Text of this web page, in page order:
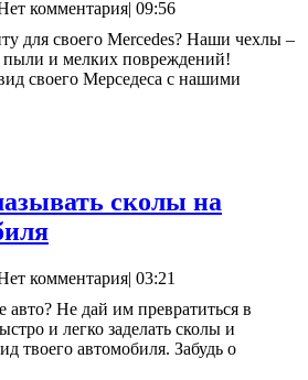
кузов
автомобиля
Мерседес:
комментария| 09:56
пыли и мелких повреждений!
своего Мерседеса с нашими
сколы на
Чем
замазывать
сколы
на
комментария| 03:21
и легко заделать сколы и
твоего автомобиля. Забудь о